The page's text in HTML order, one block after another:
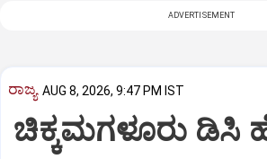
ADVERTISEMENT
ರಾಜ್ಯ AUG 8, 2026, 9:47 PM IST
ಚಿಕ್ಕಮಗಳೂರು ಡಿಸಿ